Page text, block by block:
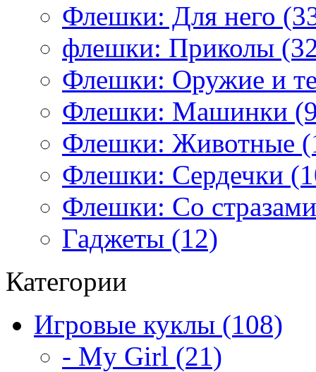
Флешки: Для него
флешки: Приколы
Флешки: Оружие и
Флешки: Машинки
Флешки: Животные
Флешки: Сердечки
Флешки: Со
Гаджеты (12)
Категории
Игровые куклы (108)
- My Girl (21)